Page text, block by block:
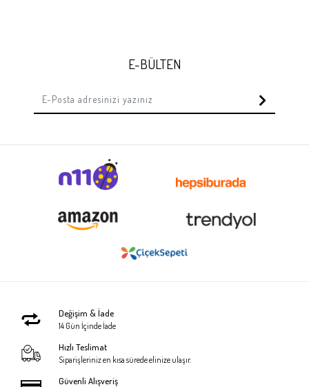
E-BÜLTEN
Değişim & İade
14 Gün İçinde İade
Hızlı Teslimat
Siparişleriniz en kısa sürede elinize ulaşır.
Güvenli Alışveriş